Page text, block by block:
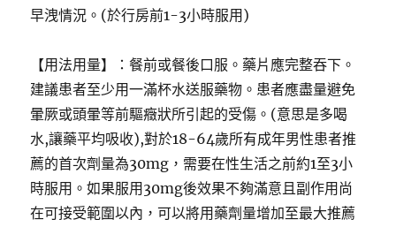
早洩情況。(於行房前1-3小時服用)
【用法用量】：餐前或餐後口服。藥片應完整吞下。
建議患者至少用一滿杯水送服藥物。患者應盡量避免
暈厥或頭暈等前驅癥狀所引起的受傷。(意思是多喝
水,讓藥平均吸收),對於18-64歲所有成年男性患者推
薦的首次劑量為30mg，需要在性生活之前約1至3小
時服用。如果服用30mg後效果不夠滿意且副作用尚
在可接受範圍以內，可以將用藥劑量增加至最大推薦